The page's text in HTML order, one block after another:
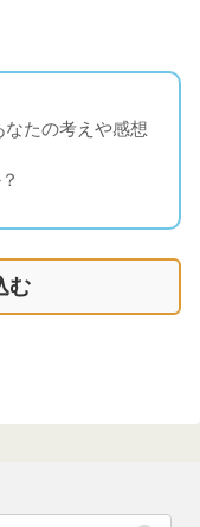
たの考えや感想
む